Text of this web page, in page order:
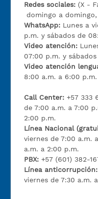
Redes sociales: (X -
domingo a
WhatsApp: Lunes a
p.m. y sábados de
Video atención:
07:00 p.m. y
Video atención
8:00 a.m. a 6:00 p.m.
Call Center:+57 333
de 7:00 a.m. a 7:00
2:00 p.m.
Línea Nacional
viernes de 7:00 a.m.
a.m. a 2:00 p.m.
PBX:+57 (601) 382-
Línea
viernes de 7:30 a.m.